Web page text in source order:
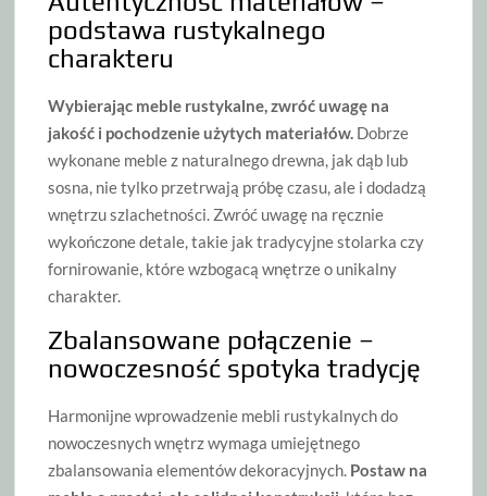
podstawa rustykalnego
charakteru
Wybierając meble rustykalne, zwróć uwagę na
jakość i pochodzenie użytych materiałów. Dobrze
wykonane meble z naturalnego drewna, jak dąb lub
sosna, nie tylko przetrwają próbę czasu, ale i dodadzą
wnętrzu szlachetności. Zwróć uwagę na ręcznie
wykończone detale, takie jak tradycyjne stolarka czy
fornirowanie, które wzbogacą wnętrze o unikalny
charakter.
Zbalansowane połączenie –
nowoczesność spotyka tradycję
Harmonijne wprowadzenie mebli rustykalnych do
nowoczesnych wnętrz wymaga umiejętnego
zbalansowania elementów dekoracyjnych. Postaw na